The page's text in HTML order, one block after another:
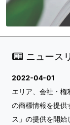
ニュース
2022-04-01
エリア、会社・
の商標情報を提供
ス」の提供を開始